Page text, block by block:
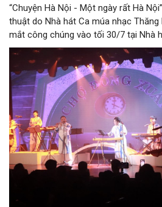
“Chuyện Hà Nội - Một ngày rất Hà
thuật do Nhà hát Ca múa nhạc
mắt công chúng vào tối 30/7 tại Nhà
Long (số 31 - 33 phố Lương Văn